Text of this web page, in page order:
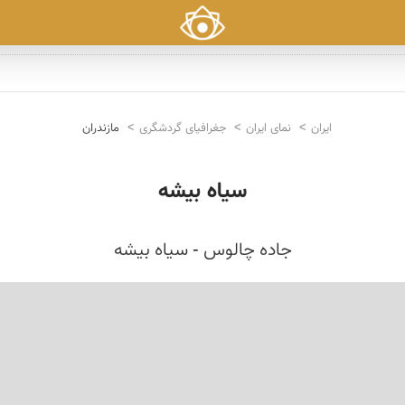
ایران نمای ایران جغرافیای گردشگری مازندران
سیاه بیشه
جاده چالوس - سیاه بیشه